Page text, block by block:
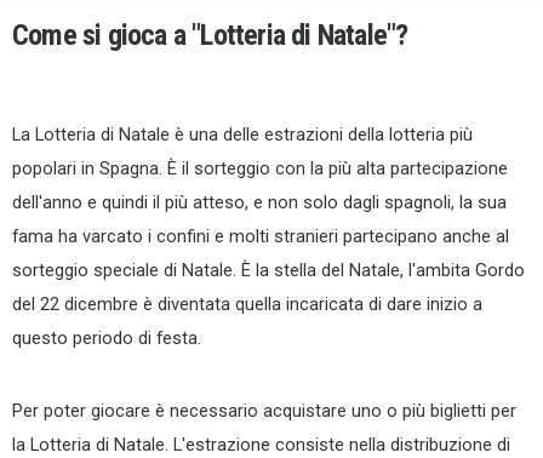
Come si gioca a"Lotteria di Natale"?
La Lotteria di Natale è una delle estrazioni della lotteria più
popolari in Spagna. È il sorteggio con la più alta partecipazione
dell'anno e quindi il più atteso, e non solo dagli spagnoli, la sua
fama ha varcato i confini e molti stranieri partecipano anche al
sorteggio speciale di Natale. È la stella del Natale, l'ambita Gordo
del 22 dicembre è diventata quella incaricata di dare inizio a
questo periodo di festa.
Per poter giocare è necessario acquistare uno o più biglietti per
la Lotteria di Natale. L'estrazione consiste nella distribuzione di